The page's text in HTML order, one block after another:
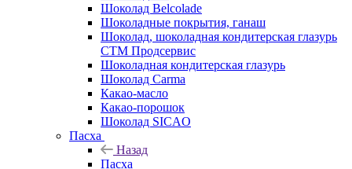
Шоколад Belcolade
Шоколадные покрытия, ганаш
Шоколад, шоколадная кондитерская глазурь
СТМ Продсервис
Шоколадная кондитерская глазурь
Шоколад Carma
Какао-масло
Какао-порошок
Шоколад SICAO
Пасха
Назад
Пасха